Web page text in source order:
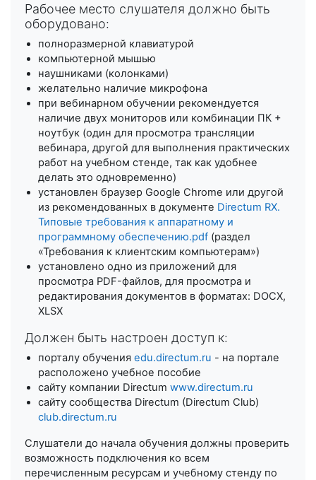
Рабочее место слушателя должно быть
оборудовано:
полноразмерной клавиатурой
компьютерной мышью
наушниками (колонками)
желательно наличие микрофона
при вебинарном обучении рекомендуется
наличие двух мониторов или комбинации ПК +
ноутбук (один для просмотра трансляции
вебинара, другой для выполнения практических
работ на учебном стенде, так как удобнее
делать это одновременно)
установлен браузер Google Chrome или другой
из рекомендованных в документе Directum RX.
Типовые требования к аппаратному и
программному обеспечению.pdf (раздел
«Требования к клиентским компьютерам»)
установлено одно из приложений для
просмотра PDF-файлов, для просмотра и
редактирования документов в форматах: DOCX,
XLSX
Должен быть настроен доступ к:
порталу обученияedu.directum.ru - на портале
расположено учебное пособие
сайту компании Directumwww.directum.ru
сайту сообщества Directum (Directum Club)
club.directum.ru
Слушатели до начала обучения должны проверить
возможность подключения ко всем
перечисленным ресурсам и учебному стенду по